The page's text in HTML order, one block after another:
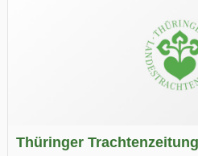
Thüringer